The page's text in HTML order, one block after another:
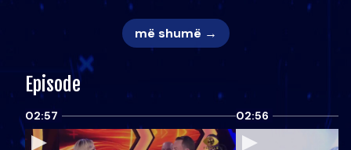
më shumë →
Episode
02:57 02:56